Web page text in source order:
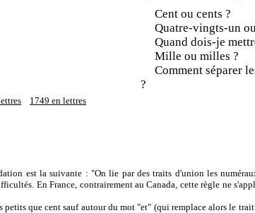
Cent ou cents ?
Quatre-vingts-un
Quand dois-je
Mille ou milles ?
Comment séparer
?
1749 en lettres
est la suivante : "On lie par des traits d'union les
En France, contrairement au Canada, cette règle ne
que cent sauf autour du mot "et" (qui remplace alors le